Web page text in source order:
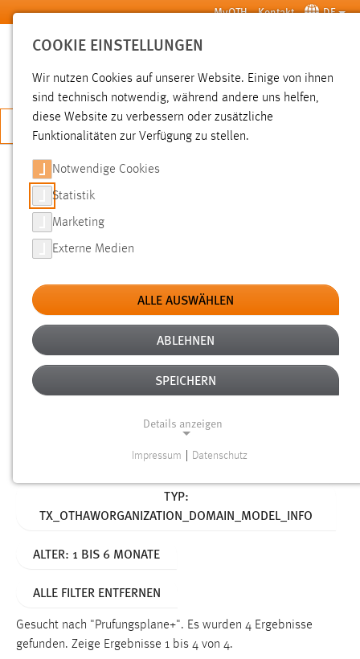
Zum Hauptinhalt springen MyOTH Kontakt DE
SUCHE
JETZT BEWERBEN
SUCHE
FILTER
Typ
Erstellungsdatum
Alter
TYP:
TX_OTHAWORGANIZATION_DOMAIN_MODEL_INFO
ALTER: 1 BIS 6 MONATE
ALLE FILTER ENTFERNEN
Gesucht nach "Prufungsplane+". Es wurden 4 Ergebnisse
gefunden. Zeige Ergebnisse 1 bis 4 von 4.
COOKIE EINSTELLUNGEN
Wir nutzen Cookies auf unserer Website. Einige von ihnen
sind technisch notwendig, während andere uns helfen,
diese Website zu verbessern oder zusätzliche
Funktionalitäten zur Verfügung zu stellen.
Notwendige Cookies
Statistik
Marketing
Externe Medien
ALLE AUSWÄHLEN
ABLEHNEN
SPEICHERN
Details anzeigen
Notwendige Cookies ermöglichen grundlegende
Funktionen und sind für die einwandfreie Funktion der
cookie_consent
Zweck:
Impressum Datenschutz